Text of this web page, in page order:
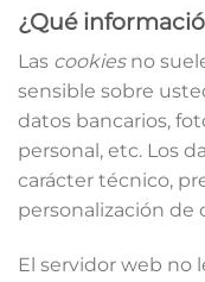
¿Qué
Las cookiesno
sensible sobre
datos bancarios,
personal, etc. Los
carácter técnico,
personalización de
El servidor web no